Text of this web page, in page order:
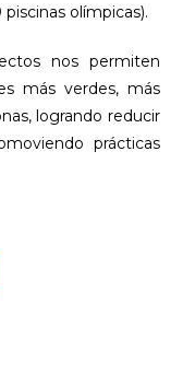
olímpicas).
nos permiten
más verdes, más
logrando reducir
prácticas